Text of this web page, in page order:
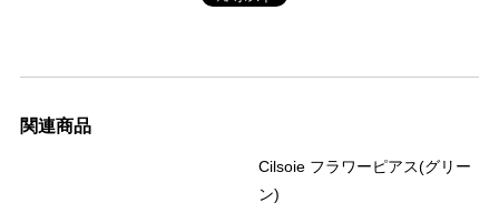
関連商品
Cilsoie フラワーピアス(グリー
ン)